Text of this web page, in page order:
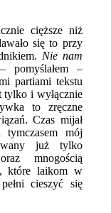
cięższe niż
się to przy
Nie nam
pomyślałem –
partiami tekstu
tylko i wyłącznie
to zręczne
Czas mijał
mój
już tylko
mnogością
które laikom w
cieszyć się